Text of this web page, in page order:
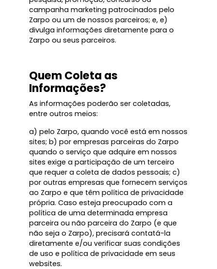
campanha marketing patrocinados pelo
Zarpo ou um de nossos parceiros; e, e)
divulga informações diretamente para o
Zarpo ou seus parceiros.
Quem Coleta as
Informações?
As informações poderão ser coletadas,
entre outros meios:
a) pelo Zarpo, quando você está em nossos
sites; b) por empresas parceiras do Zarpo
quando o serviço que adquire em nossos
sites exige a participação de um terceiro
que requer a coleta de dados pessoais; c)
por outras empresas que fornecem serviços
ao Zarpo e que têm política de privacidade
própria. Caso esteja preocupado com a
política de uma determinada empresa
parceira ou não parceira do Zarpo (e que
não seja o Zarpo), precisará contatá-la
diretamente e/ou verificar suas condições
de uso e política de privacidade em seus
websites.